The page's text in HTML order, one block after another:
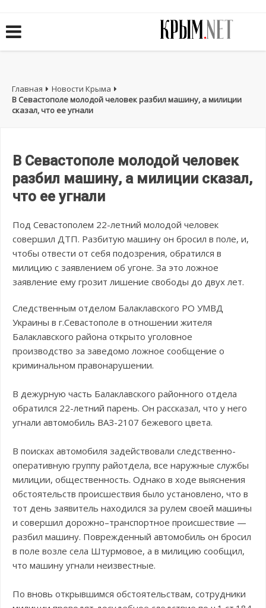
Главная
Новости Крыма
В Севастополе молодой человек разбил машину, а милиции
сказал, что ее угнали
В Севастополе молодой человек
разбил машину, а милиции сказал,
что ее угнали
Под Севастополем 22-летний молодой человек
совершил ДТП. Разбитую машину он бросил в поле, и,
чтобы отвести от себя подозрения, обратился в
милицию с заявлением об угоне. За это ложное
заявление ему грозит лишение свободы до двух лет.
Следственным отделом Балаклавского РО УМВД
Украины в г.Севастополе в отношении жителя
Балаклавского района открыто уголовное
производство за заведомо ложное сообщение о
криминальном правонарушении.
В дежурную часть Балаклавского районного отдела
обратился 22-летний парень. Он рассказал, что у него
угнали автомобиль ВАЗ-2107 бежевого цвета.
В поисках автомобиля задействовали следственно-
оперативную группу райотдела, все наружные службы
милиции, общественность. Однако в ходе выяснения
обстоятельств происшествия было установлено, что в
тот день заявитель находился за рулем своей машины
и совершил дорожно–транспортное происшествие —
разбил машину. Поврежденный автомобиль он бросил
в поле возле села Штурмовое, а в милицию сообщил,
что машину угнали неизвестные.
По вновь открывшимся обстоятельствам, сотрудники